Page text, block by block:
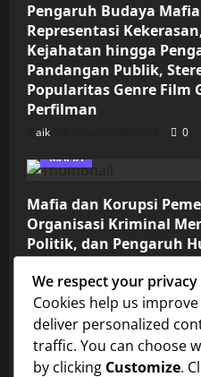
Pengaruh Budaya
Representasi
Kejahatan hingga
Pandangan Publik,
Popularitas Genre Film
Perfilman
aik
0
MAFIA
Mafia dan Korupsi
Organisasi Kriminal
Politik, dan Pengaruh
Mempertahankan
Bisnis Gelap, dan
Kejahatan di Tingkat
Internasional
aik October 30, 2025
0
FISIKA
We respect your privacy
Cookies help us
deliver personalized
traffic. You can choose
by clicking Customize.